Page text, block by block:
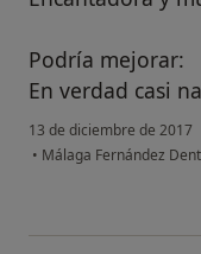
Podría mejorar:
En verdad casi
13 de diciembre de 2017
• Málaga Fernández